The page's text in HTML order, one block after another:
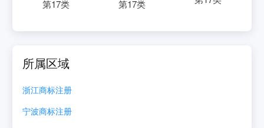
第17类 第17类
所属区域
浙江商标注册
宁波商标注册